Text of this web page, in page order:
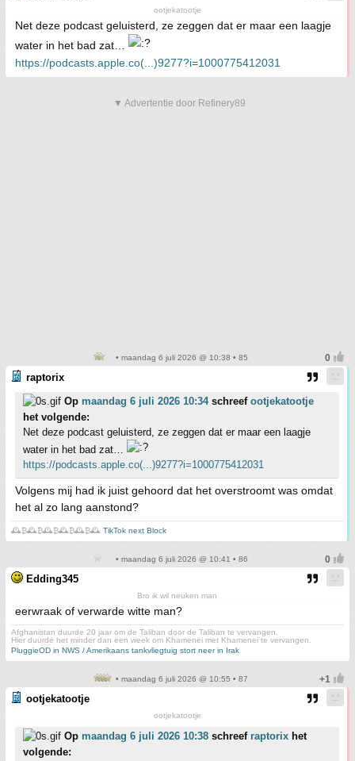
ootjekatootje
Net deze podcast geluisterd, ze zeggen dat er maar een laagje
water in het bad zat…
https://podcasts.apple.co(...)9277?i=1000775412031
▼ Advertentie door Refinery89
• maandag 6 juli 2026 @ 10:38 • 85
raptorix
Op maandag 6 juli 2026 10:34schreef ootjekatootje
het volgende:
Net deze podcast geluisterd, ze zeggen dat er maar een laagje
water in het bad zat…
https://podcasts.apple.co(...)9277?i=1000775412031
Volgens mij had ik juist gehoord dat het overstroomt was omdat
het al zo lang aanstond?
🕰️₿🕰️₿🕰️₿🕰️₿🕰️₿🕰️ TikTok next Block
• maandag 6 juli 2026 @ 10:41 • 86
Edding345
Bro ik wil neuken man
eerwraak of verwarde witte man?
Afghanistan duurde 20 jaar om de Taliban door de Taliban te vervangen.
Hier duurde het minder dan een week om Khamenei met Khamenei te vervangen.
PluggieOD in NWS / Amerikaans tankvliegtuig stort neer in Irak
• maandag 6 juli 2026 @ 10:55 • 87
ootjekatootje
ootjekatootje
Op maandag 6 juli 2026 10:38 schreef raptorix het
volgende: